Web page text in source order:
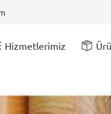
Hizmetlerimiz